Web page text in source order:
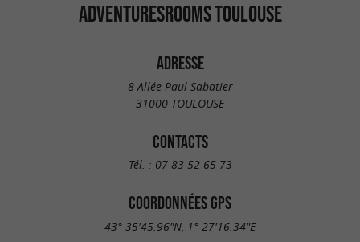
ADVENTURESROOMS TOULOUSE
ADRESSE
8 Allée Paul Sabatier
31000 TOULOUSE
CONTACTS
Tél. : 07 83 52 65 73
COORDONNÉES GPS
43° 35'45.96"N, 1° 27'16.34"E